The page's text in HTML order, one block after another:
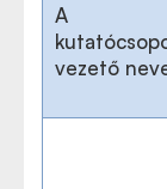
A
vezető